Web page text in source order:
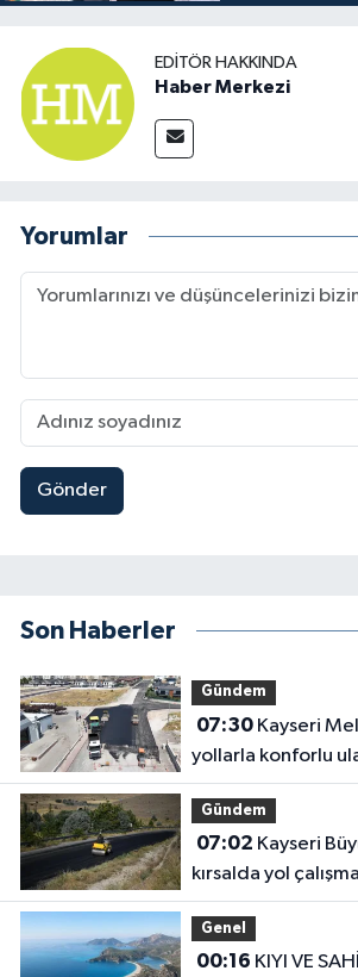
EDITÖR HAKKINDA
Haber Merkezi
Yorumlar
Gönder
Son Haberler
Gündem
07:30Kayseri Melikgazi'de yeni
yollarla konforlu
Gündem
07:02
kırsalda yol
Genel
00:16